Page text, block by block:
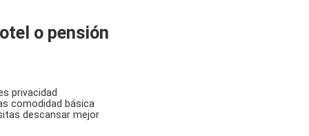
o pensión
privacidad
comodidad básica
descansar mejor